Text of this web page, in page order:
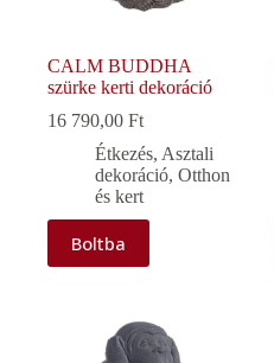
CALM BUDDHA
szürke kerti dekoráció
16 790,00 Ft
Étkezés, Asztali
dekoráció, Otthon
és kert
Boltba